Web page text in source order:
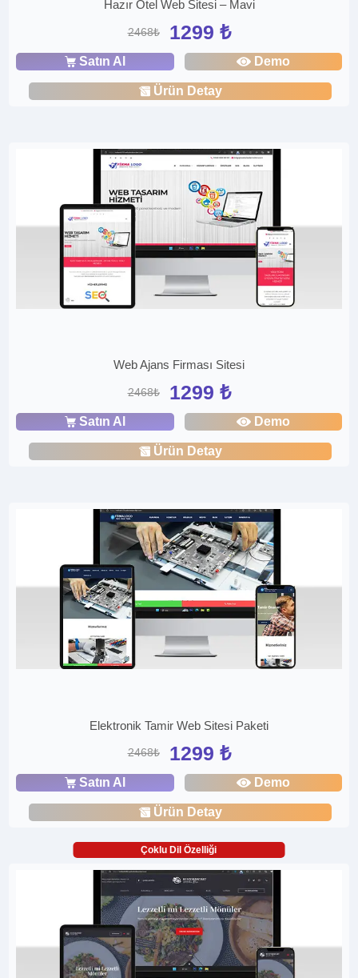
Hazır Otel Web Sitesi – Mavi
2468₺ 1299 ₺
Satın Al Demo
Ürün Detay
Web Ajans Firması Sitesi
2468₺ 1299 ₺
Satın Al Demo
Ürün Detay
Elektronik Tamir Web Sitesi Paketi
2468₺ 1299 ₺
Satın Al Demo
Ürün Detay
Çoklu Dil Özelliği